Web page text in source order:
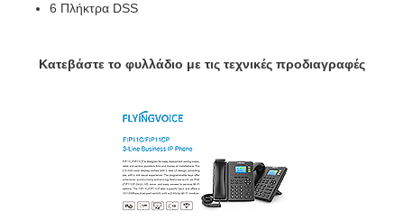
6 Πλήκτρα DSS
Κατεβάστε το φυλλάδιο με τις τεχνικές προδιαγραφές